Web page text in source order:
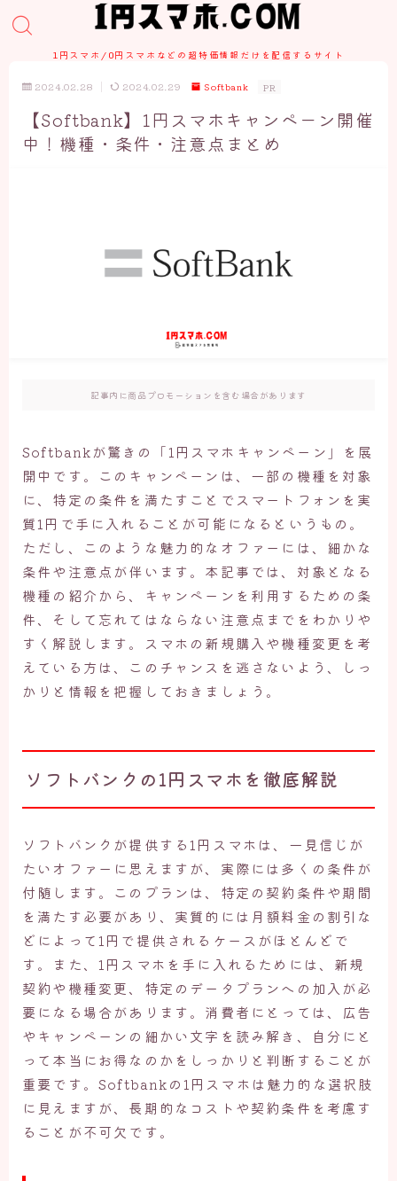
1円スマホ/0円スマホなどの超特価情報だけを配信するサイト
2024.02.28 2024.02.29 Softbank PR
【Softbank】1円スマホキャンペーン開催
中！機種・条件・注意点まとめ
記事内に商品プロモーションを含む場合があります
Softbankが驚きの「1円スマホキャンペーン」を展
開中です。このキャンペーンは、一部の機種を対象
に、特定の条件を満たすことでスマートフォンを実
質1円で手に入れることが可能になるというもの。
ただし、このような魅力的なオファーには、細かな
条件や注意点が伴います。本記事では、対象となる
機種の紹介から、キャンペーンを利用するための条
件、そして忘れてはならない注意点までをわかりや
すく解説します。スマホの新規購入や機種変更を考
えている方は、このチャンスを逃さないよう、しっ
かりと情報を把握しておきましょう。
ソフトバンクの1円スマホを徹底解説
ソフトバンクが提供する1円スマホは、一見信じが
たいオファーに思えますが、実際には多くの条件が
付随します。このプランは、特定の契約条件や期間
を満たす必要があり、実質的には月額料金の割引な
どによって1円で提供されるケースがほとんどで
す。また、1円スマホを手に入れるためには、新規
契約や機種変更、特定のデータプランへの加入が必
要になる場合があります。消費者にとっては、広告
やキャンペーンの細かい文字を読み解き、自分にと
って本当にお得なのかをしっかりと判断することが
重要です。Softbankの1円スマホは魅力的な選択肢
に見えますが、長期的なコストや契約条件を考慮す
ることが不可欠です。